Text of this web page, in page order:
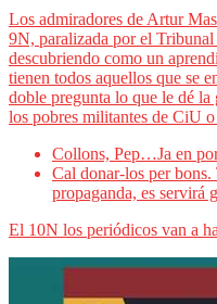
Los admiradores de Artur
9N, paralizada por el Tribunal
descubriendo como un
tienen todos aquellos que se
doble pregunta lo que le dé
los pobres militantes de CiU
Collons, Pep…Ja en
Cal donar-los per bons.
propaganda, es servirá
El 10N los periódicos van a